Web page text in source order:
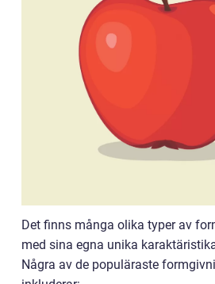
Det finns många olika typer av
med sina egna unika
Några av de populäraste